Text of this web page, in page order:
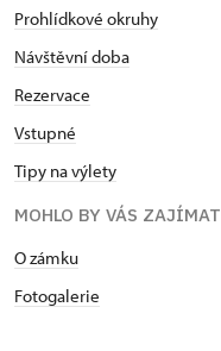
Prohlídkové okruhy
Návštěvní doba
Rezervace
Vstupné
Tipy na výlety
MOHLO BY VÁS ZAJÍMAT
O zámku
Fotogalerie